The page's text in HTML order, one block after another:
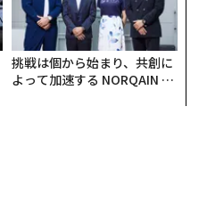
挑戦は個から始まり、共創に
よって加速する NORQAIN JA